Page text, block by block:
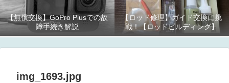
【無償交換】GoPro Plusでの故
障手続き解説
【ロッド修理】ガイド交換に挑
戦！【ロッドビルディング】
img_1693.jpg